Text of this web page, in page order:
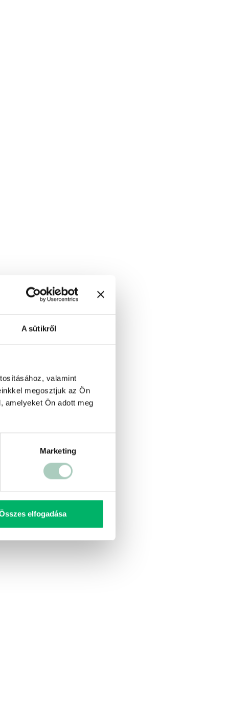
A sütikről
valamint
megosztjuk az Ön
amelyeket Ön adott meg
Marketing
elfogadása